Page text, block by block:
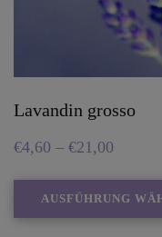
Lavandin grosso
€4,60 – €21,00
AUSFÜHRUNG